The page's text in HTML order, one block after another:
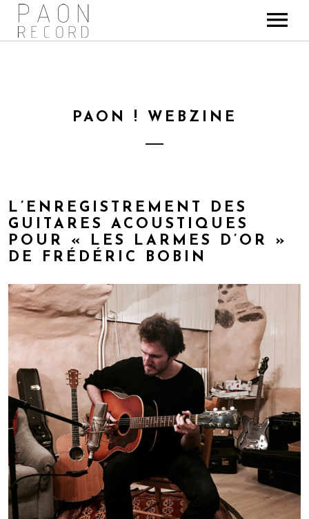
PAON ! WEBZINE
PAON ! WEBZINE
L’ENREGISTREMENT DES
GUITARES ACOUSTIQUES
POUR « LES LARMES D’OR »
DE FRÉDÉRIC BOBIN